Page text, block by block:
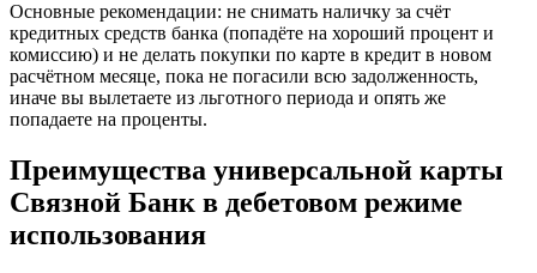
Основные рекомендации: не снимать наличку за счёт
кредитных средств банка (попадёте на хороший процент и
комиссию) и не делать покупки по карте в кредит в новом
расчётном месяце, пока не погасили всю задолженность,
иначе вы вылетаете из льготного периода и опять же
попадаете на проценты.
Преимущества универсальной карты
Связной Банк в дебетовом режиме
использования